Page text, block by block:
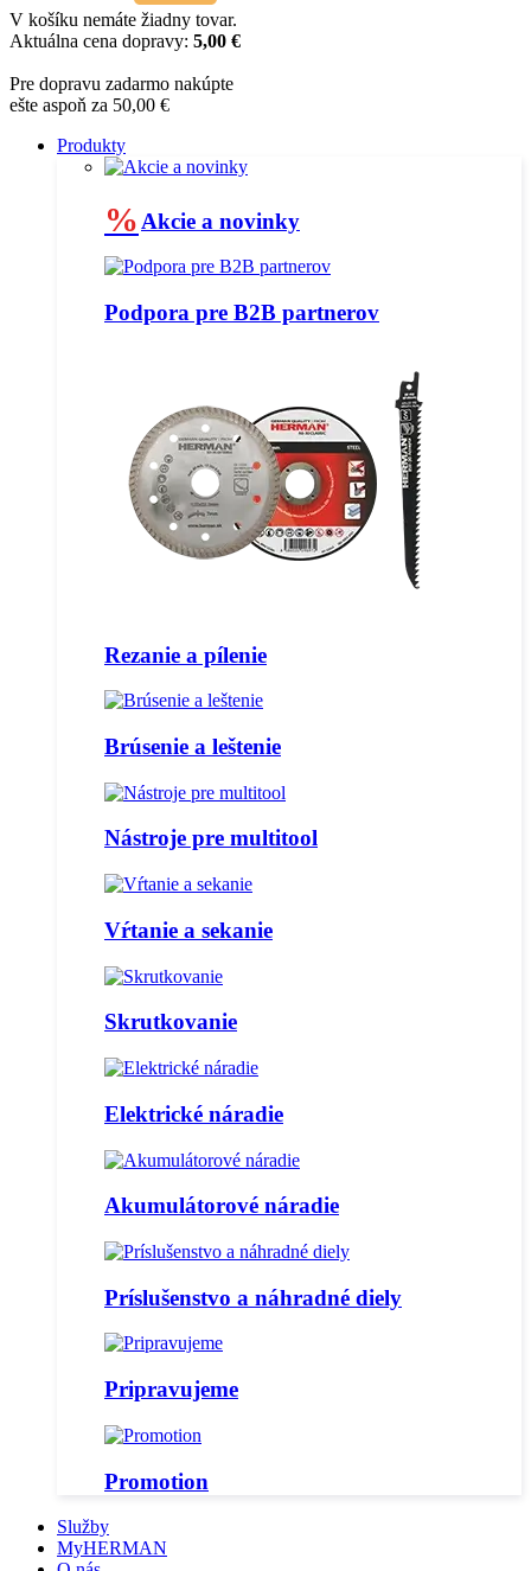
V košíku nemáte žiadny tovar.
Aktuálna cena dopravy: 5,00 €
Pre dopravu zadarmo nakúpte
ešte aspoň za 50,00 €
Produkty
% Akcie a novinky
Podpora pre B2B partnerov
Rezanie a pílenie
Brúsenie a leštenie
Nástroje pre multitool
Vŕtanie a sekanie
Skrutkovanie
Elektrické náradie
Akumulátorové náradie
Príslušenstvo a náhradné diely
Pripravujeme
Promotion
Služby
MyHERMAN